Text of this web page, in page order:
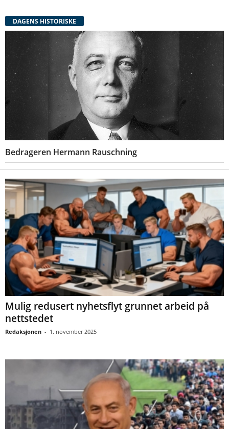
DAGENS HISTORISKE
Bedrageren Hermann Rauschning
Mulig redusert nyhetsflyt grunnet arbeid på
nettstedet
Redaksjonen - 1. november 2025